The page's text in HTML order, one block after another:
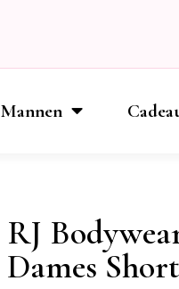
Mannen
RJ
Dames Short